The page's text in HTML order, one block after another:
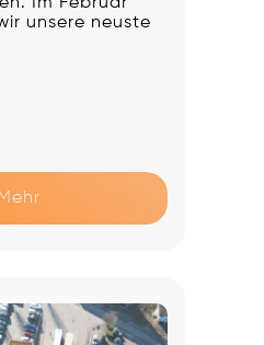
unsere neuste
Mehr